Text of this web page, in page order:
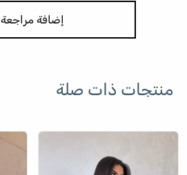
إضافة مراجعة
منتجات ذات صلة